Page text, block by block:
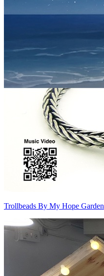
Trollbeads By My Hope Garden